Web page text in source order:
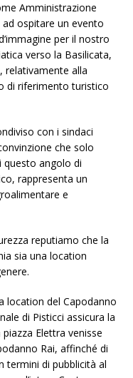
Amministrazione
ospitare un evento
per il nostro
verso la Basilicata,
relativamente alla
di riferimento turistico
con i sindaci
che solo
questo angolo di
rappresenta un
e
reputiamo che la
sia una location
location del Capodanno
di Pisticci assicura la
Elettra venisse
Rai, affinché di
termini di pubblicità al